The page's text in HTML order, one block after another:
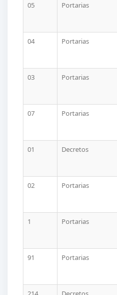
05
Portarias
04
Portarias
03
Portarias
07
Portarias
01
Decretos
02
Portarias
1
Portarias
91
Portarias